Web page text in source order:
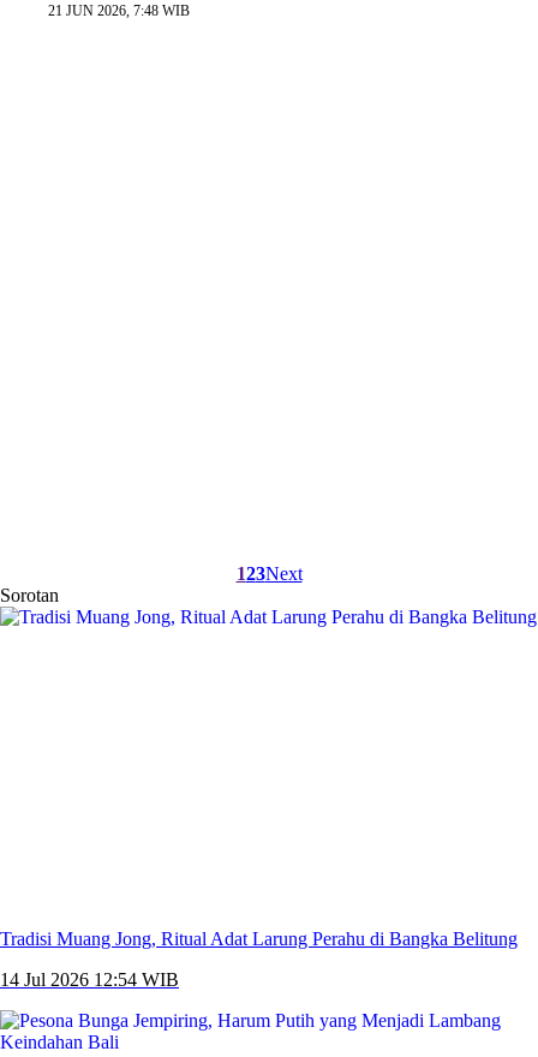
21 JUN 2026, 7:48 WIB
123Next
Sorotan
Tradisi Muang Jong, Ritual Adat Larung Perahu di Bangka Belitung
14 Jul 2026 12:54 WIB